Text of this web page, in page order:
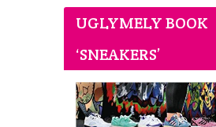
UGLYMELY BOOK
‘SNEAKERS’